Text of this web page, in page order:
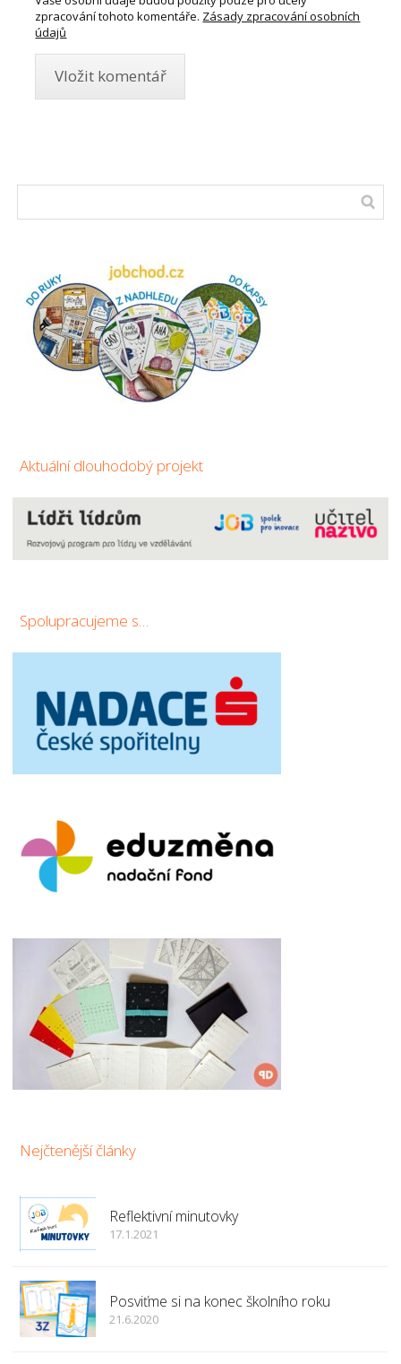
zpracování tohoto komentáře. Zásady zpracování osobních
údajů
Aktuální dlouhodobý projekt
Spolupracujeme s…
Nejčtenější články
Reflektivní minutovky
17.1.2021
Posviťme si na konec školního roku
21.6.2020